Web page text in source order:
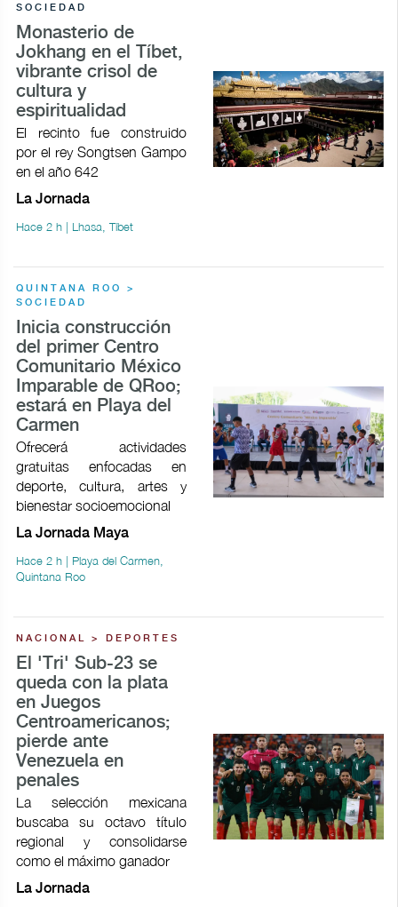
SOCIEDAD
Monasterio de
Jokhang en el Tíbet,
vibrante crisol de
cultura y
espiritualidad
El recinto fue construido
por el rey Songtsen Gampo
en el año 642
La Jornada
Hace 2 h | Lhasa, Tíbet
QUINTANA ROO >
SOCIEDAD
Inicia construcción
del primer Centro
Comunitario México
Imparable de QRoo;
estará en Playa del
Carmen
Ofrecerá actividades
gratuitas enfocadas en
deporte, cultura, artes y
bienestar socioemocional
La Jornada Maya
Hace 2 h | Playa del Carmen,
Quintana Roo
NACIONAL > DEPORTES
El 'Tri' Sub-23 se
queda con la plata
en Juegos
Centroamericanos;
pierde ante
Venezuela en
penales
La selección mexicana
buscaba su octavo título
regional y consolidarse
como el máximo ganador
La Jornada